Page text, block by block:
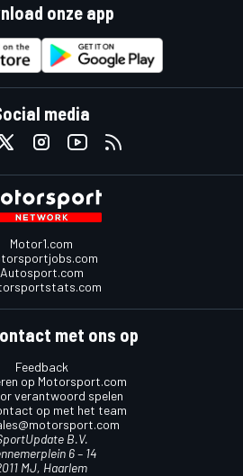
onze app
media
Motor1.com
Autosport.com
met ons op
Feedback
op Motorsport.com
verantwoord spelen
op met het team
B.V.
6 – 14
MJ, Haarlem